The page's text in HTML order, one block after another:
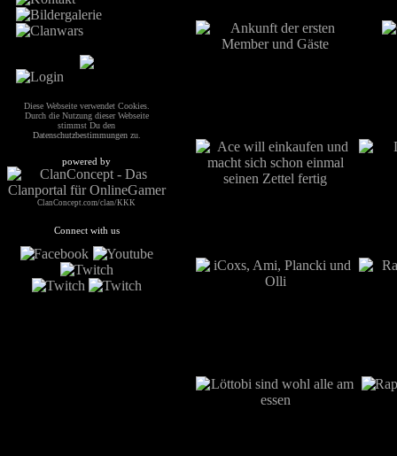
Diese Webseite verwendet Cookies.
Durch die Nutzung dieser Webseite
stimmst Du den
Datenschutzbestimmungen zu.
powered by
ClanConcept.com/clan/KKK
Connect with us